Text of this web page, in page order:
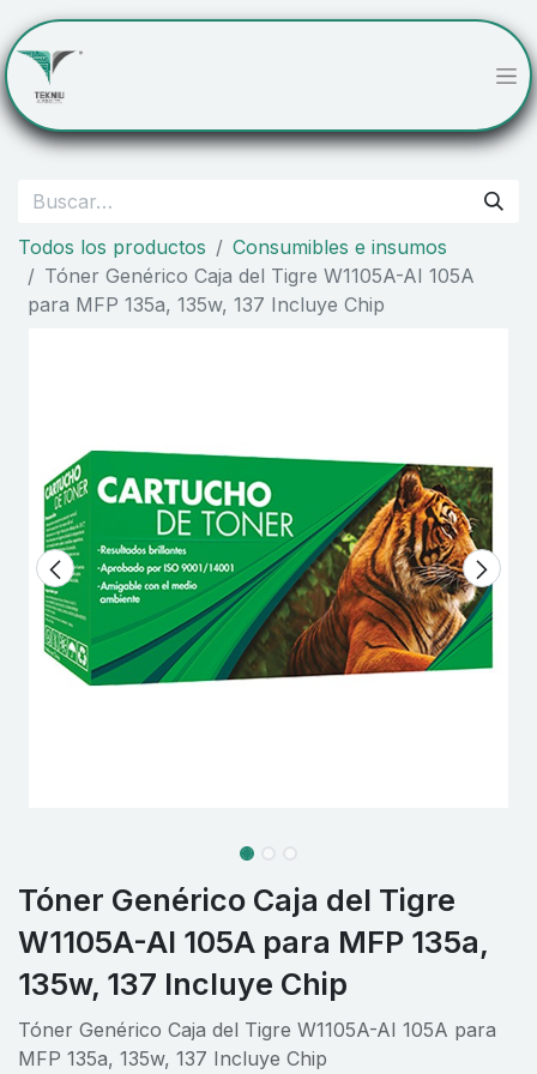
Todos los productos
Consumibles e insumos
Tóner Genérico Caja del Tigre W1105A-AI 105A
para MFP 135a, 135w, 137 Incluye Chip
Tóner Genérico Caja del Tigre
W1105A-AI 105A para MFP 135a,
135w, 137 Incluye Chip
Tóner Genérico Caja del Tigre W1105A-AI 105A para
MFP 135a, 135w, 137 Incluye Chip